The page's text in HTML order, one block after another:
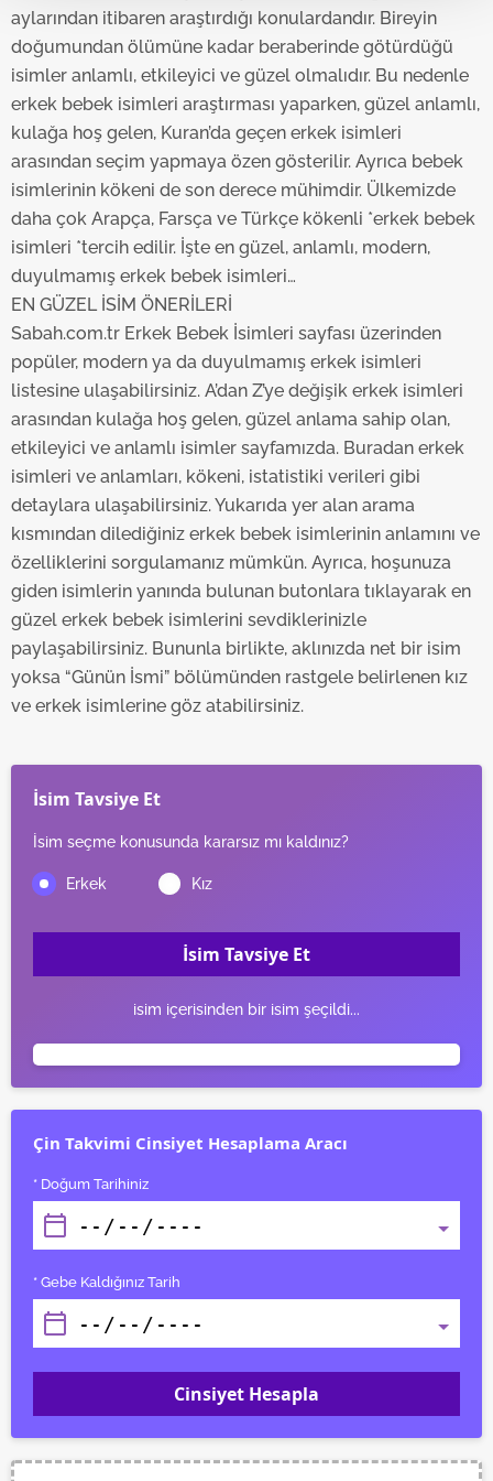
Her halükârda, kullanıcılar, bu çerezlere izin vermedikleri
takdirde, kullanıcılara hedefli reklamlar
gösterilmeyecektir."
Sizlere daha iyi bir hizmet sunabilmek için İnternet
Sitemizde kendimize ve üçüncü kişilere ait çerezler
kullanılmaktadır. Bu çerezler vasıtasıyla çeşitli kişisel
verileriniz işlenmekte olup gerekli olan çerezler bilgi
toplumu hizmetlerinin sunulması amacıyla
kullanılmaktadır. Diğer çerezler, sitemizin daha işlevsel
kılınması ve kişiselleştirilmesi ve sizlere yönelik
reklam/pazarlama faaliyetlerinin yapılması, amaçlarıyla
sınırlı olarak açık rızanız dahilinde kullanılacaktır.
Çerezlere ilişkin tercihlerinizi aşağıda yer alan panel
vasıtasıyla belirleyebilirsiniz. Çerezlere ilişkin detaylı bilgi
için Ayarlar butonuna tıklayabilir,
Çerez Bilgilendirme
Metnimizi
6698 sayılı Kişisel Verilerin Korunması Kanunu uyarınca
hazırlanmış Aydınlatma Metnimizi okumak ve sitemizde
ilgili mevzuata uygun olarak kullanılan çerezlerle ilgili bilgi
almak için lütfentıklayınız.
aylarından itibaren araştırdığı konulardandır. Bireyin
doğumundan ölümüne kadar beraberinde götürdüğü
isimler anlamlı, etkileyici ve güzel olmalıdır. Bu nedenle
erkek bebek isimleri araştırması yaparken, güzel anlamlı,
kulağa hoş gelen, Kuran’da geçen erkek isimleri
arasından seçim yapmaya özen gösterilir. Ayrıca bebek
isimlerinin kökeni de son derece mühimdir. Ülkemizde
daha çok Arapça, Farsça ve Türkçe kökenli *erkek bebek
isimleri *tercih edilir. İşte en güzel, anlamlı, modern,
duyulmamış erkek bebek isimleri…
EN GÜZEL İSİM ÖNERİLERİ
Sabah.com.tr Erkek Bebek İsimleri sayfası üzerinden
popüler, modern ya da duyulmamış erkek isimleri
listesine ulaşabilirsiniz. A’dan Z’ye değişik erkek isimleri
arasından kulağa hoş gelen, güzel anlama sahip olan,
etkileyici ve anlamlı isimler sayfamızda. Buradan erkek
isimleri ve anlamları, kökeni, istatistiki verileri gibi
detaylara ulaşabilirsiniz. Yukarıda yer alan arama
kısmından dilediğiniz erkek bebek isimlerinin anlamını ve
özelliklerini sorgulamanız mümkün. Ayrıca, hoşunuza
giden isimlerin yanında bulunan butonlara tıklayarak en
güzel erkek bebek isimlerini sevdiklerinizle
paylaşabilirsiniz. Bununla birlikte, aklınızda net bir isim
yoksa “Günün İsmi” bölümünden rastgele belirlenen kız
ve erkek isimlerine göz atabilirsiniz.
İsim Tavsiye Et
İsim seçme konusunda kararsız mı kaldınız?
İsim Tavsiye Et
isim içerisinden bir isim şeçildi...
Çin Takvimi Cinsiyet Hesaplama Aracı
* Doğum Tarihiniz
* Gebe Kaldığınız Tarih
Cinsiyet Hesapla